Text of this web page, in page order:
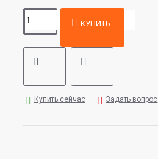
КУПИТЬ
Купить сейчас Задать вопрос